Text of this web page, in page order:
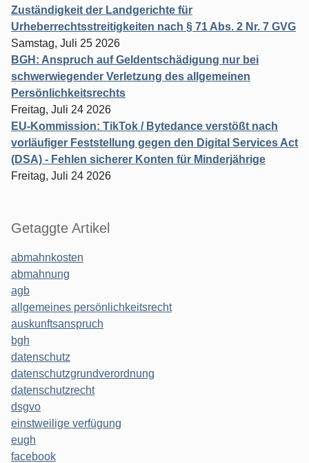
Zuständigkeit der Landgerichte für
Urheberrechtsstreitigkeiten nach § 71 Abs. 2 Nr. 7 GVG
Samstag, Juli 25 2026
BGH: Anspruch auf Geldentschädigung nur bei
schwerwiegender Verletzung des allgemeinen
Persönlichkeitsrechts
Freitag, Juli 24 2026
EU-Kommission: TikTok / Bytedance verstößt nach
vorläufiger Feststellung gegen den Digital Services Act
(DSA) - Fehlen sicherer Konten für Minderjährige
Freitag, Juli 24 2026
Getaggte Artikel
abmahnkosten
abmahnung
agb
allgemeines persönlichkeitsrecht
auskunftsanspruch
bgh
datenschutz
datenschutzgrundverordnung
datenschutzrecht
dsgvo
einstweilige verfügung
eugh
facebook